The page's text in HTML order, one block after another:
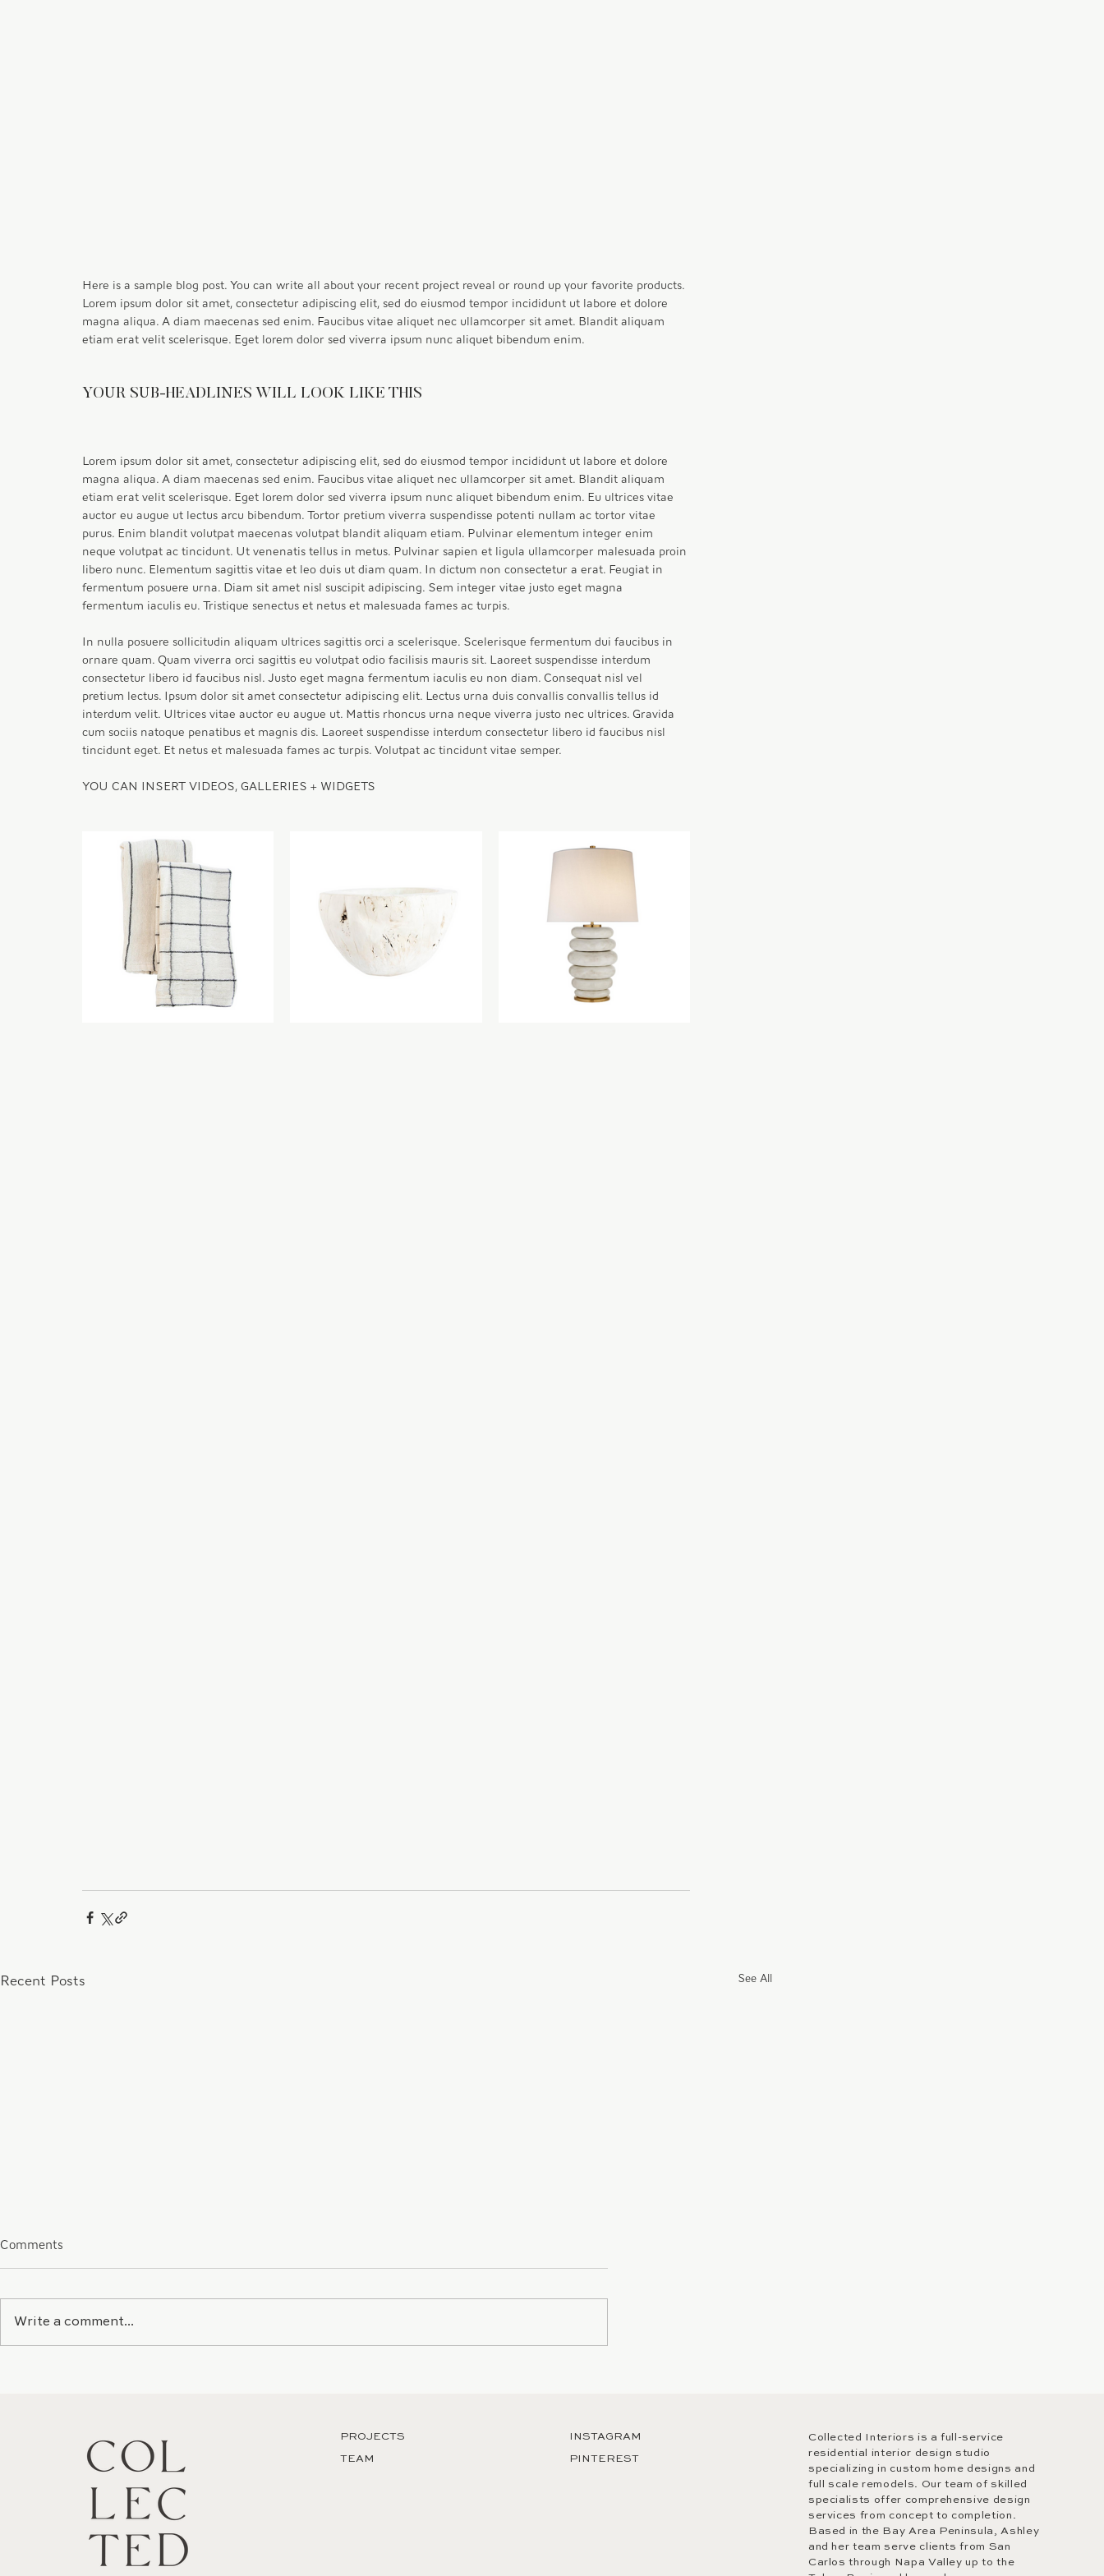
Here is a sample blog post. You can write all about your recent project reveal or round up your favorite products.
Lorem ipsum dolor sit amet, consectetur adipiscing elit, sed do eiusmod tempor incididunt ut labore et dolore
magna aliqua. A diam maecenas sed enim. Faucibus vitae aliquet nec ullamcorper sit amet. Blandit aliquam
etiam erat velit scelerisque. Eget lorem dolor sed viverra ipsum nunc aliquet bibendum enim.
YOUR SUB-HEADLINES WILL LOOK LIKE THIS
Lorem ipsum dolor sit amet, consectetur adipiscing elit, sed do eiusmod tempor incididunt ut labore et dolore
magna aliqua. A diam maecenas sed enim. Faucibus vitae aliquet nec ullamcorper sit amet. Blandit aliquam
etiam erat velit scelerisque. Eget lorem dolor sed viverra ipsum nunc aliquet bibendum enim. Eu ultrices vitae
auctor eu augue ut lectus arcu bibendum. Tortor pretium viverra suspendisse potenti nullam ac tortor vitae
purus. Enim blandit volutpat maecenas volutpat blandit aliquam etiam. Pulvinar elementum integer enim
neque volutpat ac tincidunt. Ut venenatis tellus in metus. Pulvinar sapien et ligula ullamcorper malesuada proin
libero nunc. Elementum sagittis vitae et leo duis ut diam quam. In dictum non consectetur a erat. Feugiat in
fermentum posuere urna. Diam sit amet nisl suscipit adipiscing. Sem integer vitae justo eget magna
fermentum iaculis eu. Tristique senectus et netus et malesuada fames ac turpis.
In nulla posuere sollicitudin aliquam ultrices sagittis orci a scelerisque. Scelerisque fermentum dui faucibus in
ornare quam. Quam viverra orci sagittis eu volutpat odio facilisis mauris sit. Laoreet suspendisse interdum
consectetur libero id faucibus nisl. Justo eget magna fermentum iaculis eu non diam. Consequat nisl vel
pretium lectus. Ipsum dolor sit amet consectetur adipiscing elit. Lectus urna duis convallis convallis tellus id
interdum velit. Ultrices vitae auctor eu augue ut. Mattis rhoncus urna neque viverra justo nec ultrices. Gravida
cum sociis natoque penatibus et magnis dis. Laoreet suspendisse interdum consectetur libero id faucibus nisl
tincidunt eget. Et netus et malesuada fames ac turpis. Volutpat ac tincidunt vitae semper.
YOU CAN INSERT VIDEOS, GALLERIES + WIDGETS
Recent Posts See All
Comments
Write a comment...
PROJECTS
TEAM
INSTAGRAM
PINTEREST
Collected Interiors is a full-service
residential interior design studio
specializing in custom home designs and
full scale remodels. Our team of skilled
specialists offer comprehensive design
services from concept to completion.
Based in the Bay Area Peninsula, Ashley
and her team serve clients from San
Carlos through Napa Valley up to the